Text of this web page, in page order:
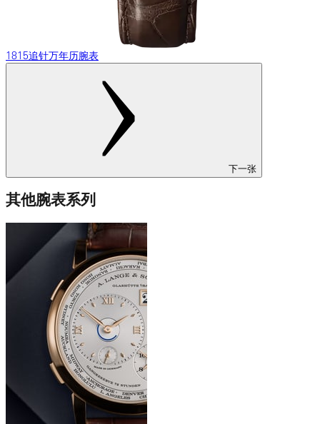
1815追针万年历腕表
下一张
其他腕表系列